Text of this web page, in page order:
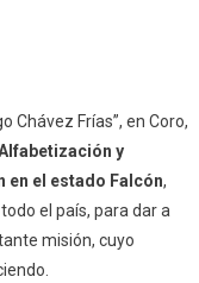
Chávez Frías”, en Coro,
y
en el estado Falcón,
el país, para dar a
misión, cuyo